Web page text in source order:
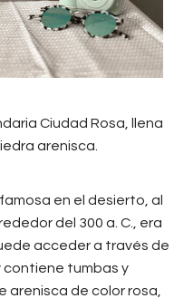
Ciudad Rosa, llena
arenisca.
en el desierto, al
del 300 a. C., era
acceder a través de
contiene tumbas y
arenisca de color rosa,